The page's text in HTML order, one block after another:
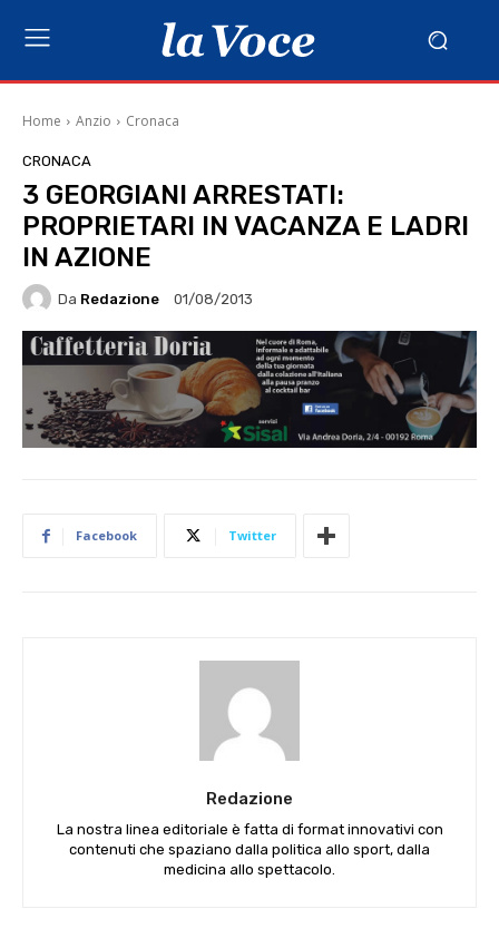
Home Anzio Cronaca
CRONACA
3 GEORGIANI ARRESTATI:
PROPRIETARI IN VACANZA E LADRI
IN AZIONE
Da Redazione 01/08/2013
Facebook Twitter
Redazione
La nostra linea editoriale è fatta di format innovativi con
contenuti che spaziano dalla politica allo sport, dalla
medicina allo spettacolo.